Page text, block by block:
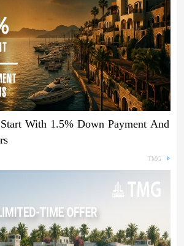
With 1.5% Down Payment And
TMG